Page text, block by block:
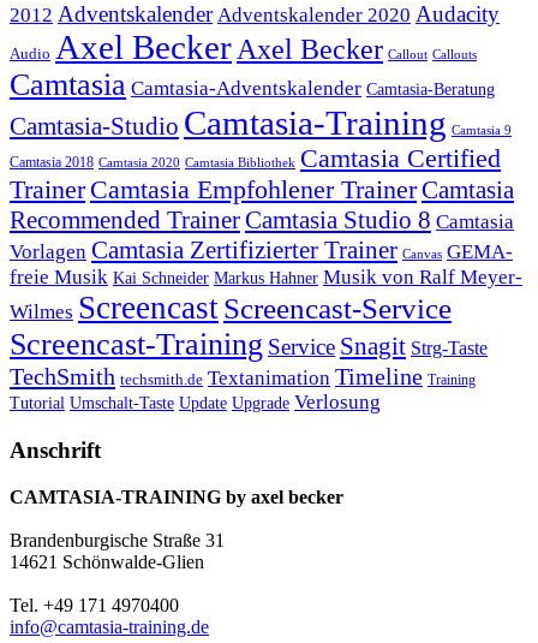
2012 Adventskalender Adventskalender 2020 Audacity
Audio Axel Becker Axel Becker Callout Callouts
Camtasia Camtasia-Adventskalender Camtasia-Beratung
Camtasia-Studio Camtasia-Training Camtasia 9
Camtasia 2018 Camtasia 2020 Camtasia Bibliothek Camtasia Certified
Trainer Camtasia Empfohlener TrainerCamtasia
Recommended TrainerCamtasia Studio 8 Camtasia
Vorlagen Camtasia Zertifizierter Trainer Canvas GEMA-
freie Musik Kai Schneider Markus Hahner Musik von Ralf Meyer-
Wilmes ScreencastScreencast-Service
Screencast-Training Service Snagit Strg-Taste
TechSmith techsmith.de Textanimation Timeline Training
Tutorial Umschalt-Taste Update Upgrade Verlosung
Anschrift
CAMTASIA-TRAINING by axel becker
Brandenburgische Straße 31
14621 Schönwalde-Glien
Tel. +49 171 4970400
info@camtasia-training.de